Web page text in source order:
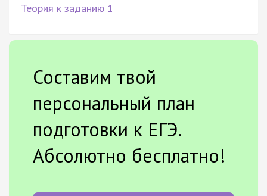
Теория к заданию 1
Составим твой
персональный план
подготовки к ЕГЭ.
Абсолютно бесплатно!